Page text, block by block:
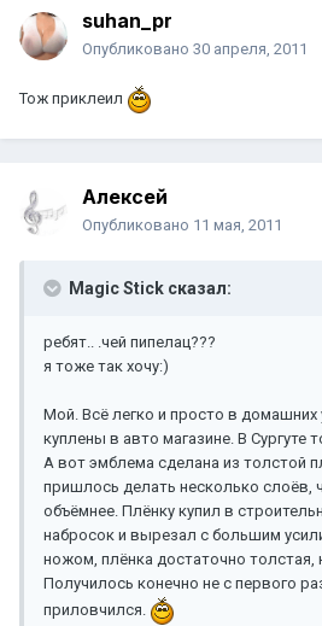
suhan_pr
Опубликовано 30 апреля, 2011
Тож приклеил
Aлексей
Опубликовано 11 мая, 2011
Magic Stick сказал:
ребят.. .чей пипелац???
я тоже так хочу:)
Мой. Всё легко и просто в домашних
куплены в авто магазине. В Сургуте
А вот эмблема сделана из толстой
пришлось делать несколько слоёв,
объёмнее. Плёнку купил в
набросок и вырезал с большим
ножом, плёнка достаточно толстая,
Получилось конечно не с первого
приловчился.